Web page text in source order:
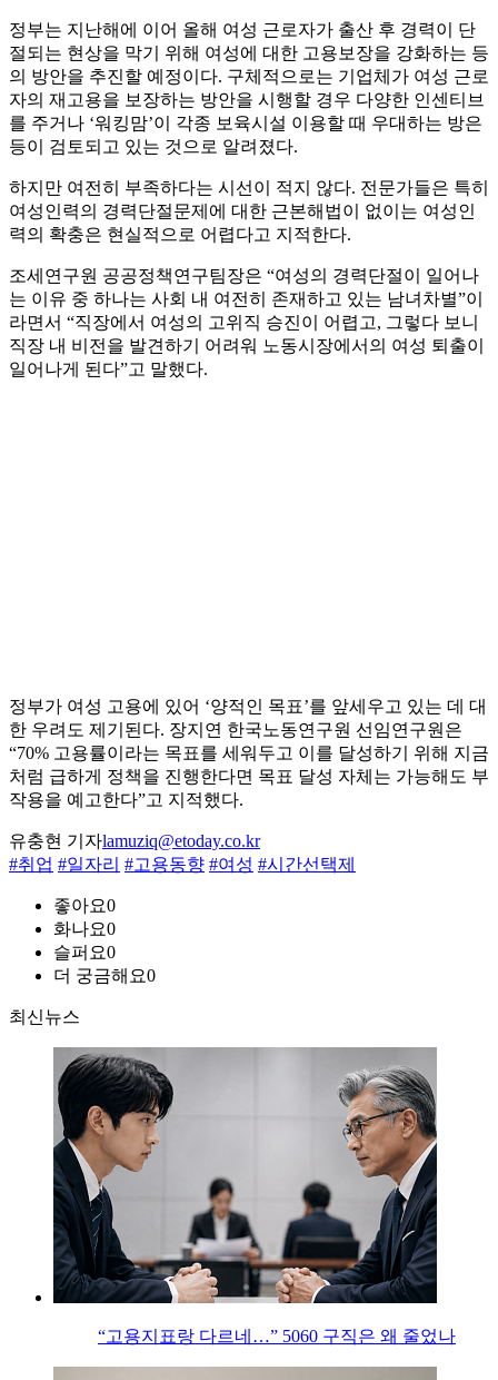
정부는 지난해에 이어 올해 여성 근로자가 출산 후 경력이 단
절되는 현상을 막기 위해 여성에 대한 고용보장을 강화하는 등
의 방안을 추진할 예정이다. 구체적으로는 기업체가 여성 근로
자의 재고용을 보장하는 방안을 시행할 경우 다양한 인센티브
를 주거나 ‘워킹맘’이 각종 보육시설 이용할 때 우대하는 방은
등이 검토되고 있는 것으로 알려졌다.
하지만 여전히 부족하다는 시선이 적지 않다. 전문가들은 특히
여성인력의 경력단절문제에 대한 근본해법이 없이는 여성인
력의 확충은 현실적으로 어렵다고 지적한다.
조세연구원 공공정책연구팀장은 “여성의 경력단절이 일어나
는 이유 중 하나는 사회 내 여전히 존재하고 있는 남녀차별”이
라면서 “직장에서 여성의 고위직 승진이 어렵고, 그렇다 보니
직장 내 비전을 발견하기 어려워 노동시장에서의 여성 퇴출이
일어나게 된다”고 말했다.
정부가 여성 고용에 있어 ‘양적인 목표’를 앞세우고 있는 데 대
한 우려도 제기된다. 장지연 한국노동연구원 선임연구원은
“70% 고용률이라는 목표를 세워두고 이를 달성하기 위해 지금
처럼 급하게 정책을 진행한다면 목표 달성 자체는 가능해도 부
작용을 예고한다”고 지적했다.
유충현 기자lamuziq@etoday.co.kr
#취업 #일자리 #고용동향 #여성 #시간선택제
좋아요0
화나요0
슬퍼요0
더 궁금해요0
최신뉴스
“고용지표랑 다르네…” 5060 구직은 왜 줄었나